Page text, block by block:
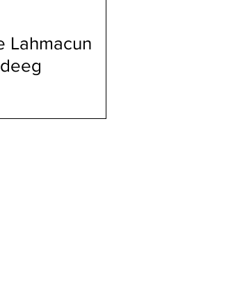
Lahmacun